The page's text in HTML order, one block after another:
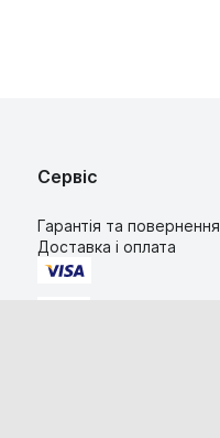
Сервіс
Гарантія та повернення
Доставка і оплата